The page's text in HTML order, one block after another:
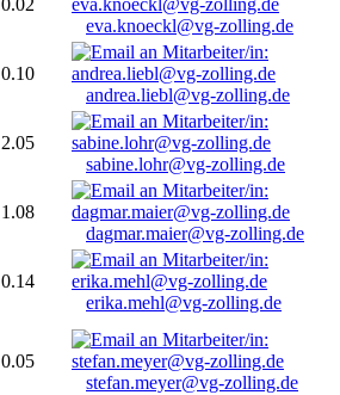
0.02
eva.knoeckl@vg-zolling.de
0.10
andrea.liebl@vg-zolling.de
2.05
sabine.lohr@vg-zolling.de
1.08
dagmar.maier@vg-zolling.de
0.14
erika.mehl@vg-zolling.de
0.05
stefan.meyer@vg-zolling.de